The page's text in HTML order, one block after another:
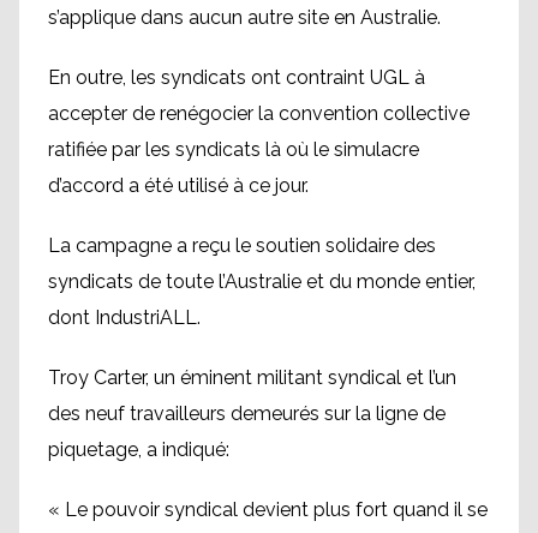
s’applique dans aucun autre site en Australie.
En outre, les syndicats ont contraint UGL à
accepter de renégocier la convention collective
ratifiée par les syndicats là où le simulacre
d’accord a été utilisé à ce jour.
La campagne a reçu le soutien solidaire des
syndicats de toute l’Australie et du monde entier,
dont IndustriALL.
Troy Carter, un éminent militant syndical et l’un
des neuf travailleurs demeurés sur la ligne de
piquetage, a indiqué:
« Le pouvoir syndical devient plus fort quand il se